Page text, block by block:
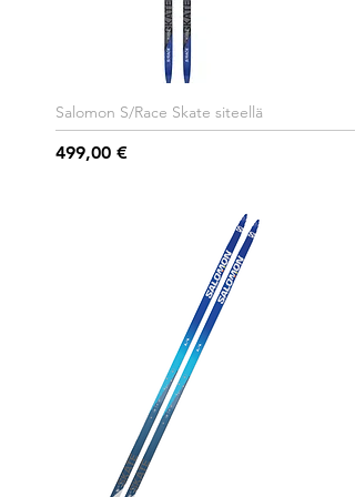
Salomon S/Race Skate siteellä
Hinta
499,00 €